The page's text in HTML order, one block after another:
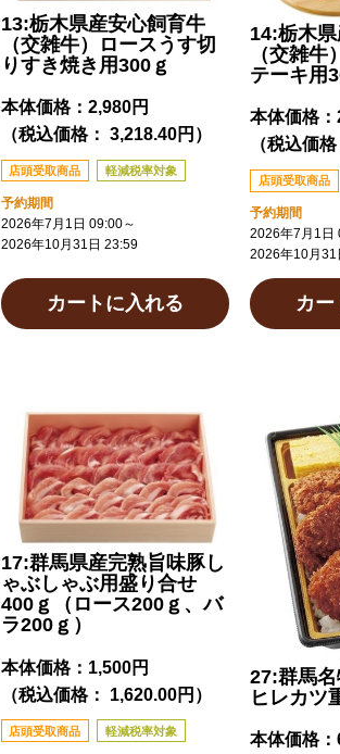
13:栃木県産安心飼育牛
（交雑牛）ロースうす切
りすき焼き用300ｇ
本体価格： 2,980円
（税込価格： 3,218.40円）
店頭受取商品 軽減税率対象
予約期間
2026年7月1日 09:00～
2026年10月31日 23:59
カートに入れる
14:栃木
（交雑牛
テーキ用
本体価格：
（税込価
店頭受取商品
予約期間
2026年7月1日
2026年10月31
カ
17:群馬県産完熟旨味豚し
ゃぶしゃぶ用盛り合せ
400ｇ（ロース200ｇ、バ
ラ200ｇ）
本体価格： 1,500円
（税込価格： 1,620.00円）
店頭受取商品 軽減税率対象
27:群馬
ヒレカ
本体価格：